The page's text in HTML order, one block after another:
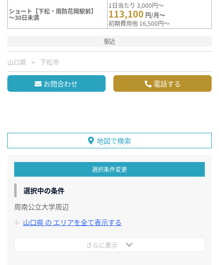
ショート【下松・周防花岡駅前】
～30日未満
1日当たり 3,000円～
113,100 円/月～
初期費用他 16,500円～
駅近
山口県 下松市
お問合わせ 電話する
地図で検索
選択条件変更
選択中の条件
周南公立大学周辺
山口県 の エリアを全て表示する
さらに表示